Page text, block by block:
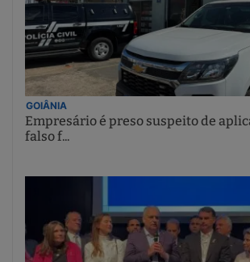
GOIÂNIA
Empresário é preso suspeito de
falso f...